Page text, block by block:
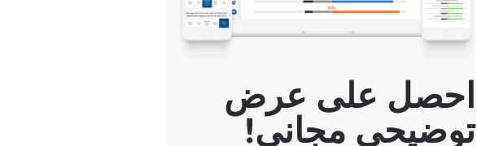
احصل على عرض
توضيحي مجاني!